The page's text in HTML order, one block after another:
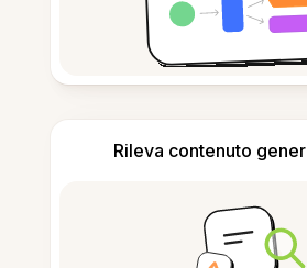
Rileva contenuto